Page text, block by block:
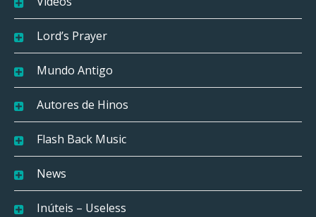
Lord’s Prayer
Mundo Antigo
Autores de Hinos
Flash Back Music
News
Inúteis – Useless